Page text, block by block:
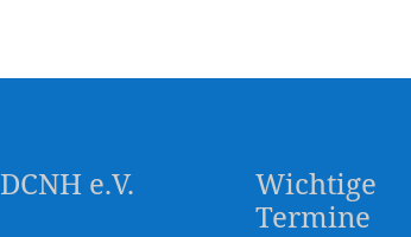
DCNH e.V.
Wichtige
Termine